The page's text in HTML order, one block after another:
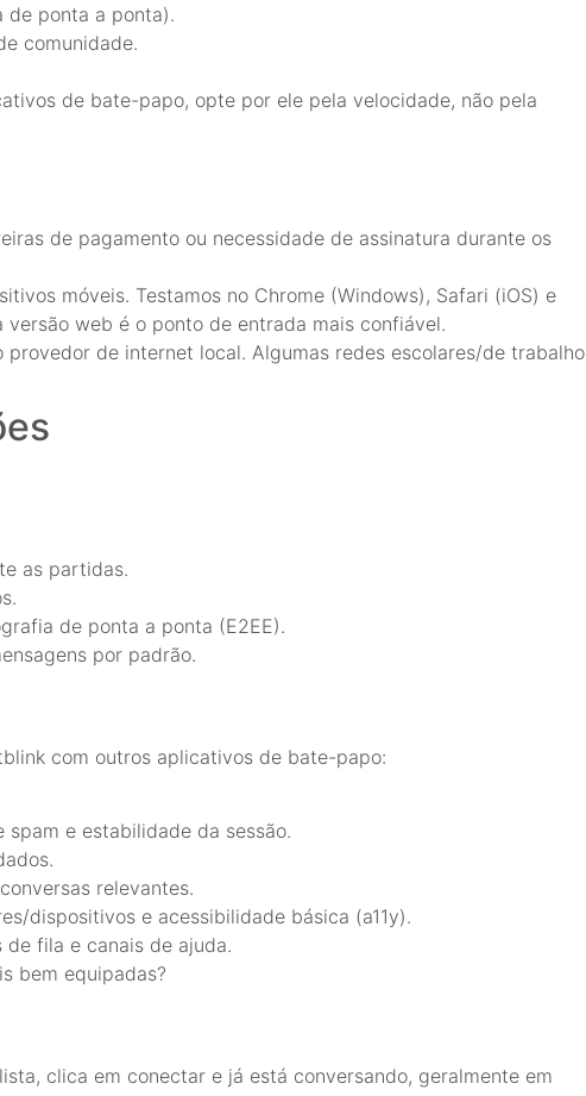
de ponta a ponta).
comunidade.
de bate-papo, opte por ele pela velocidade, não pela
de pagamento ou necessidade de assinatura durante os
móveis. Testamos no Chrome (Windows), Safari (iOS) e
web é o ponto de entrada mais confiável.
de internet local. Algumas redes escolares/de trabalho
as partidas.
de ponta a ponta (E2EE).
por padrão.
com outros aplicativos de bate-papo:
spam e estabilidade da sessão.
relevantes.
dispositivos e acessibilidade básica (a11y).
fila e canais de ajuda.
bem equipadas?
clica em conectar e já está conversando, geralmente em